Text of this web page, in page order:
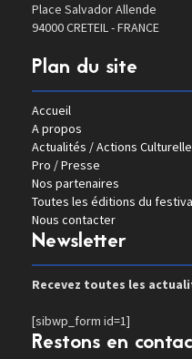
Place Salvador Allende
94000 CRETEIL - FRANCE
Plan du site
Accueil
A propos
Actualités / Actions
Pro / Presse
Nos partenaires
Toutes les éditions du
Nous contacter
Newsletter
Recevez toutes les
[sibwp_form id=1]
Restons en